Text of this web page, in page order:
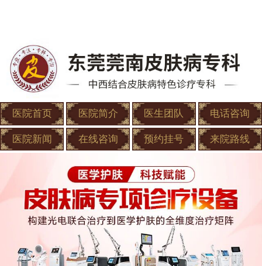
医院首页 医院简介 医生团队 电话咨询
医院新闻 在线咨询 预约挂号 来院路线